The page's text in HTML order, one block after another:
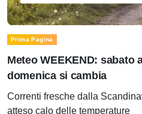
Prima Pagina
Meteo WEEKEND: sabato
domenica si cambia
Correnti fresche dalla
atteso calo delle temperature